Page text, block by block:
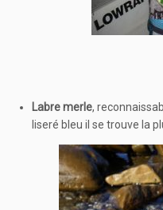
Labre merle,
liseré bleu il se trouve la